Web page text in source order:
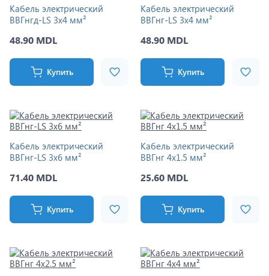
Кабель электрический
ВВГнгд-LS 3x4 мм²
48.90 MDL
Купить
Кабель электрический
ВВГнг-LS 3x4 мм²
48.90 MDL
Купить
Кабель электрический
ВВГнг-LS 3x6 мм²
71.40 MDL
Купить
Кабель электрический
ВВГнг 4x1.5 мм²
25.60 MDL
Купить